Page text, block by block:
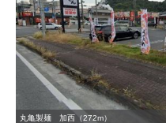
丸亀製麺 加西（272m）